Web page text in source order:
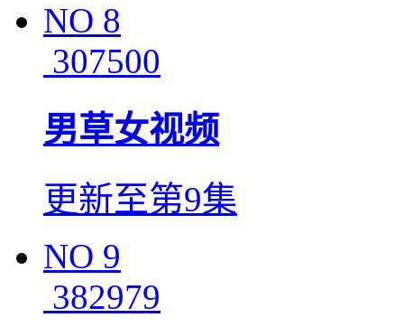
NO 8
307500
男草女视频
更新至第9集
NO 9
382979